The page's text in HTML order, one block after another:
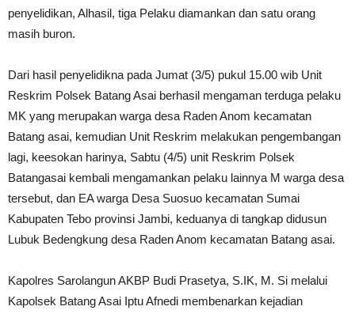
penyelidikan, Alhasil, tiga Pelaku diamankan dan satu orang
masih buron.
Dari hasil penyelidikna pada Jumat (3/5) pukul 15.00 wib Unit
Reskrim Polsek Batang Asai berhasil mengaman terduga pelaku
MK yang merupakan warga desa Raden Anom kecamatan
Batang asai, kemudian Unit Reskrim melakukan pengembangan
lagi, keesokan harinya, Sabtu (4/5) unit Reskrim Polsek
Batangasai kembali mengamankan pelaku lainnya M warga desa
tersebut, dan EA warga Desa Suosuo kecamatan Sumai
Kabupaten Tebo provinsi Jambi, keduanya di tangkap didusun
Lubuk Bedengkung desa Raden Anom kecamatan Batang asai.
Kapolres Sarolangun AKBP Budi Prasetya, S.IK, M. Si melalui
Kapolsek Batang Asai Iptu Afnedi membenarkan kejadian